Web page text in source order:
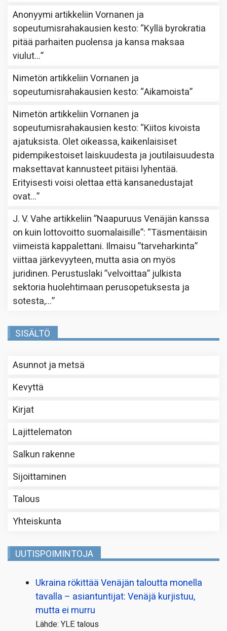
Anonyymi artikkeliinVornanen ja
sopeutumisrahakausien kesto: “Kyllä byrokratia
pitää parhaiten puolensa ja kansa maksaa
viulut…”
Nimetön artikkeliinVornanen ja
sopeutumisrahakausien kesto: “Aikamoista”
Nimetön artikkeliinVornanen ja
sopeutumisrahakausien kesto: “Kiitos kivoista
ajatuksista. Olet oikeassa, kaikenlaisiset
pidempikestoiset laiskuudesta ja joutilaisuudesta
maksettavat kannusteet pitäisi lyhentää.
Erityisesti voisi olettaa että kansanedustajat
ovat…”
J. V. Vahe artikkeliin”Naapuruus Venäjän kanssa
on kuin lottovoitto suomalaisille”: “Täsmentäisin
viimeistä kappalettani. Ilmaisu ”tarveharkinta”
viittaa järkevyyteen, mutta asia on myös
juridinen. Perustuslaki ”velvoittaa” julkista
sektoria huolehtimaan perusopetuksesta ja
sotesta,…”
SISÄLTÖ
Asunnot ja metsä
Kevyttä
Kirjat
Lajittelematon
Salkun rakenne
Sijoittaminen
Talous
Yhteiskunta
UUTISPOIMINTOJA
Ukraina rökittää Venäjän taloutta monella
tavalla – asiantuntijat: Venäjä kurjistuu,
mutta ei murru
Lähde: YLE talous